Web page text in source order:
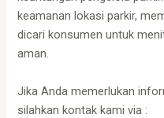
keamanan lokasi parkir,
dicari konsumen untuk
aman.
Jika Anda memerlukan
silahkan kontak kami via :